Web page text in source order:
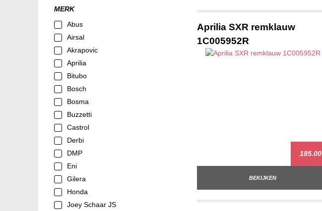
MERK
Abus
Airsal
Akrapovic
Aprilia
Bitubo
Bosch
Bosma
Buzzetti
Castrol
Derbi
DMP
Eni
Gilera
Honda
Joey Schaar JS
Aprilia SXR remklauw
1C005952R
185.00
BEKIJKEN